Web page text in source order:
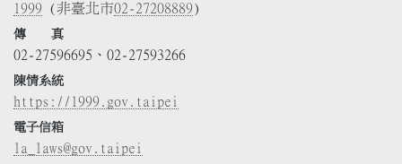
1999 (非臺北市02-27208889)
傳 真
02-27596695、02-27593266
陳情系統
https://1999.gov.taipei
電子信箱
la_laws@gov.taipei